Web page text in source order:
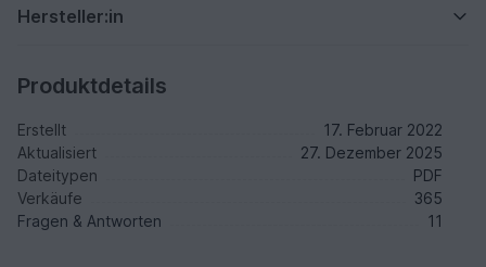
Hersteller:in
Produktdetails
Erstellt
17. Februar 2022
Aktualisiert
27. Dezember 2025
Dateitypen
PDF
Verkäufe
365
Fragen & Antworten
11